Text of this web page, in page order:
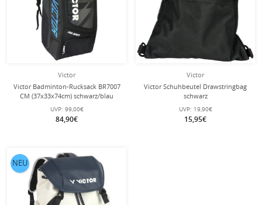
Victor
Victor Badminton-Rucksack BR7007
CM (37x33x74cm) schwarz/blau
UVP: 99,00€
84,90€
Victor
Victor Schuhbeutel Drawstringbag
schwarz
UVP: 19,90€
15,95€
NEU